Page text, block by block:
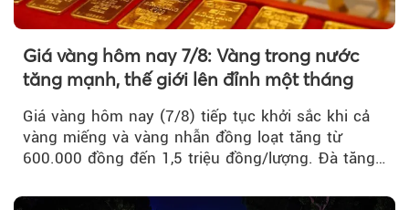
Giá vàng hôm nay 7/8: Vàng trong nước
tăng mạnh, thế giới lên đỉnh một tháng
Giá vàng hôm nay (7/8) tiếp tục khởi sắc khi cả
vàng miếng và vàng nhẫn đồng loạt tăng từ
600.000 đồng đến 1,5 triệu đồng/lượng. Đà tăng
vàng thế giới bứt phá lên mức cao nhất trong